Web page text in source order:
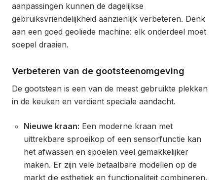
aanpassingen kunnen de dagelijkse
gebruiksvriendelijkheid aanzienlijk verbeteren. Denk
aan een goed geoliede machine: elk onderdeel moet
soepel draaien.
Verbeteren van de gootsteenomgeving
De gootsteen is een van de meest gebruikte plekken
in de keuken en verdient speciale aandacht.
Nieuwe kraan: Een moderne kraan met
uittrekbare sproeikop of een sensorfunctie kan
het afwassen en spoelen veel gemakkelijker
maken. Er zijn vele betaalbare modellen op de
markt die esthetiek en functionaliteit combineren.